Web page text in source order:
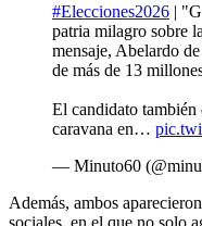
#Elecciones2026 |
patria milagro sobre
mensaje, Abelardo
de más de 13
El candidato también
caravana en…
— Minuto60
Además, ambos
sociales, en el que no solo